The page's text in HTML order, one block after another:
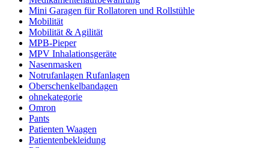
Mini Garagen für Rollatoren und Rollstühle
Mobilität
Mobilität & Agilität
MPB-Pieper
MPV Inhalationsgeräte
Nasenmasken
Notrufanlagen Rufanlagen
Oberschenkelbandagen
ohnekategorie
Omron
Pants
Patienten Waagen
Patientenbekleidung